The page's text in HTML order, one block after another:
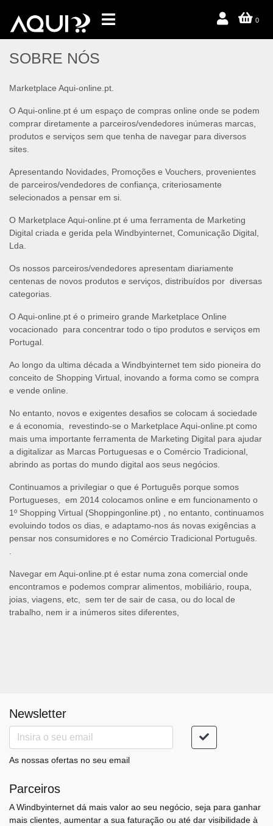
0
SOBRE NÓS
Marketplace Aqui-online.pt.
O Aqui-online.pt é um espaço de compras online onde se podem
comprar diretamente a parceiros/vendedores inúmeras marcas,
produtos e serviços sem que tenha de navegar para diversos
sites.
Apresentando Novidades, Promoções e Vouchers, provenientes
de parceiros/vendedores de confiança, criteriosamente
selecionados a pensar em si.
O Marketplace Aqui-online.pt é uma ferramenta de Marketing
Digital criada e gerida pela Windbyinternet, Comunicação Digital,
Lda.
Os nossos parceiros/vendedores apresentam diariamente
centenas de novos produtos e serviços, distribuídos por diversas
categorias.
O Aqui-online.pt é o primeiro grande Marketplace Online
vocacionado para concentrar todo o tipo produtos e serviços em
Portugal.
Ao longo da ultima década a Windbyinternet tem sido pioneira do
conceito de Shopping Virtual, inovando a forma como se compra
e vende online.
No entanto, novos e exigentes desafios se colocam á sociedade
e á economia, revestindo-se o Marketplace Aqui-online.pt como
mais uma importante ferramenta de Marketing Digital para ajudar
a digitalizar as Marcas Portuguesas e o Comércio Tradicional,
abrindo as portas do mundo digital aos seus negócios.
Continuamos a privilegiar o que é Português porque somos
Portugueses, em 2014 colocamos online e em funcionamento o
1º Shopping Virtual (Shoppingonline.pt) , no entanto, continuamos
evoluindo todos os dias, e adaptamo-nos ás novas exigências a
pensar nos consumidores e no Comércio Tradicional Português.
Navegar em Aqui-online.pt é estar numa zona comercial onde
encontramos e podemos comprar alimentos, mobiliário, roupa,
joias, viagens, etc, sem ter de sair de casa, ou do local de
trabalho, nem ir a inúmeros sites diferentes,
Newsletter
As nossas ofertas no seu email
Parceiros
A Windbyinternet dá mais valor ao seu negócio, seja para ganhar
mais clientes, aumentar a sua faturação ou até dar visibilidade à